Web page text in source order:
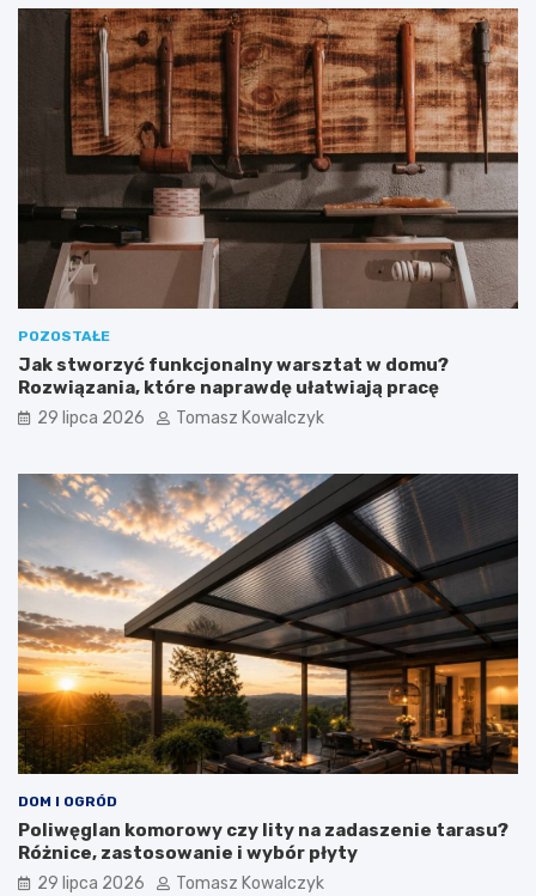
POZOSTAŁE
Jak stworzyć funkcjonalny warsztat w domu?
Rozwiązania, które naprawdę ułatwiają pracę
29 lipca 2026 Tomasz Kowalczyk
DOM I OGRÓD
Poliwęglan komorowy czy lity na zadaszenie tarasu?
Różnice, zastosowanie i wybór płyty
29 lipca 2026 Tomasz Kowalczyk